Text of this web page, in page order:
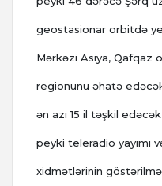
geostasionar orbitdə
Mərkəzi Asiya, Qafqaz
regionunu əhatə
ən azı 15 il təşkil
peyki teleradio yayımı
xidmətlərinin